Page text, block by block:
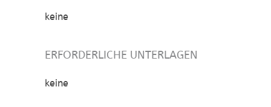
keine
ERFORDERLICHE UNTERLAGEN
keine